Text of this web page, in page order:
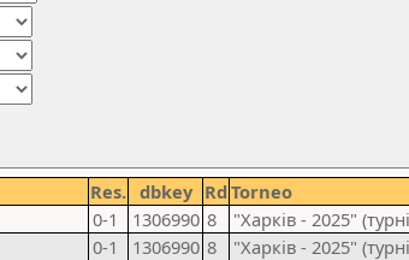
Res. dbkey Rd Torneo
0-1 1306990 8 "Харків - 2025"
0-1 1306990 8 "Харків - 2025"